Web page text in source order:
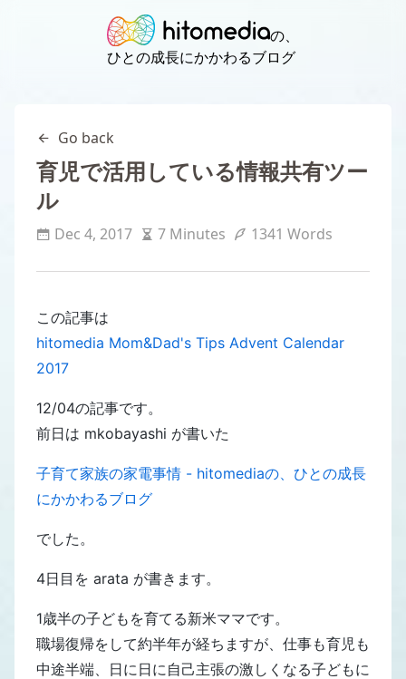
の、
ひとの成長にかかわるブログ
Go back
育児で活用している情報共有ツー
ル
Dec 4, 2017 7 Minutes 1341 Words
この記事は
hitomedia Mom&Dad's Tips Advent Calendar
2017
12/04の記事です。
前日は mkobayashi が書いた
子育て家族の家電事情 - hitomediaの、ひとの成長
にかかわるブログ
でした。
4日目を arata が書きます。
1歳半の子どもを育てる新米ママです。
職場復帰をして約半年が経ちますが、仕事も育児も
中途半端、日に日に自己主張の激しくなる子どもに